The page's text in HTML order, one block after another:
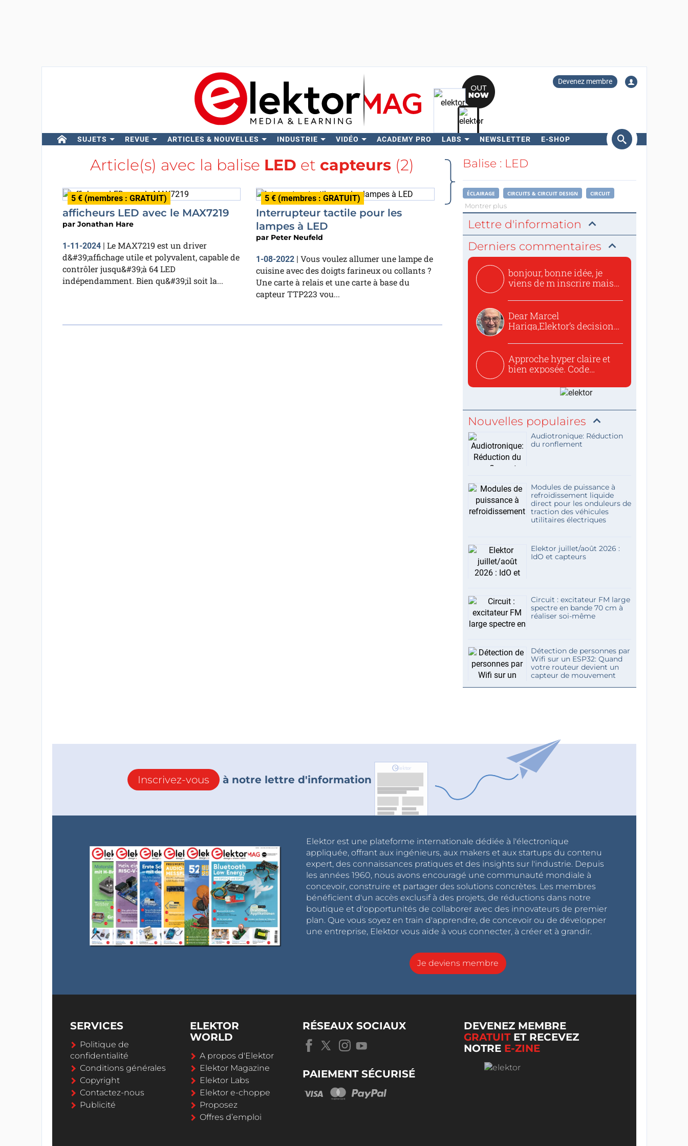
Devenez membre
SUJETS REVUE ARTICLES & NOUVELLES INDUSTRIE VIDÉO ACADEMY PRO LABS NEWSLETTER E-SHOP
Rechercher
Article(s) avec la balise LED et capteurs (2)
5 € (membres : GRATUIT)
afficheurs LED avec le MAX7219
par Jonathan Hare
1-11-2024| Le MAX7219 est un driver
d&#39;affichage utile et polyvalent, capable de
contrôler jusqu&#39;à 64 LED
indépendamment. Bien qu&#39;il soit la...
5 € (membres : GRATUIT)
Interrupteur tactile pour les
lampes à LED
par Peter Neufeld
1-08-2022 | Vous voulez allumer une lampe de
cuisine avec des doigts farineux ou collants ?
Une carte à relais et une carte à base du
capteur TTP223 vou...
Balise : LED
ÉCLAIRAGE CIRCUITS & CIRCUIT DESIGN CIRCUIT
Montrer plus
Lettre d'information
Derniers commentaires
bonjour, bonne idée, je
viens de m inscrire mais
Dear Marcel
Hariga,Elektor’s decision
Approche hyper claire et
bien exposée. Code
Nouvelles populaires
Audiotronique: Réduction
du ronflement
Modules de puissance à
refroidissement liquide
direct pour les onduleurs de
traction des véhicules
utilitaires électriques
Elektor juillet/août 2026 :
IdO et capteurs
Circuit : excitateur FM large
spectre en bande 70 cm à
réaliser soi-même
Détection de personnes par
Wifi sur un ESP32: Quand
votre routeur devient un
capteur de mouvement
Inscrivez-vous à notre lettre d'information
Elektor est une plateforme internationale dédiée à l'électronique
appliquée, offrant aux ingénieurs, aux makers et aux startups du contenu
expert, des connaissances pratiques et des insights sur l'industrie. Depuis
les années 1960, nous avons encouragé une communauté mondiale à
concevoir, construire et partager des solutions concrètes. Les membres
bénéficient d'un accès exclusif à des projets, de réductions dans notre
boutique et d'opportunités de collaborer avec des innovateurs de premier
plan. Que vous soyez en train d'apprendre, de concevoir ou de développer
une entreprise, Elektor vous aide à vous connecter, à créer et à grandir.
Je deviens membre
SERVICES
Politique de
confidentialité
Conditions générales
Copyright
Contactez-nous
Publicité
ELEKTOR
WORLD
A propos d'Elektor
Elektor Magazine
Elektor Labs
Elektor e-choppe
Proposez
Offres d’emploi
RÉSEAUX SOCIAUX
PAIEMENT SÉCURISÉ
DEVENEZ MEMBRE
GRATUITET RECEVEZ
NOTRE E-ZINE